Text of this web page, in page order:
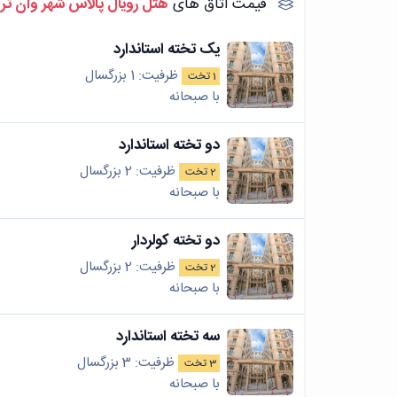
یک تخته استاندارد
1 تخت
ظرفیت: 1 بزرگسال
با صبحانه
دو تخته استاندارد
2 تخت
ظرفیت: 2 بزرگسال
با صبحانه
دو تخته کولردار
2 تخت
ظرفیت: 2 بزرگسال
با صبحانه
سه تخته استاندارد
3 تخت
ظرفیت: 3 بزرگسال
با صبحانه